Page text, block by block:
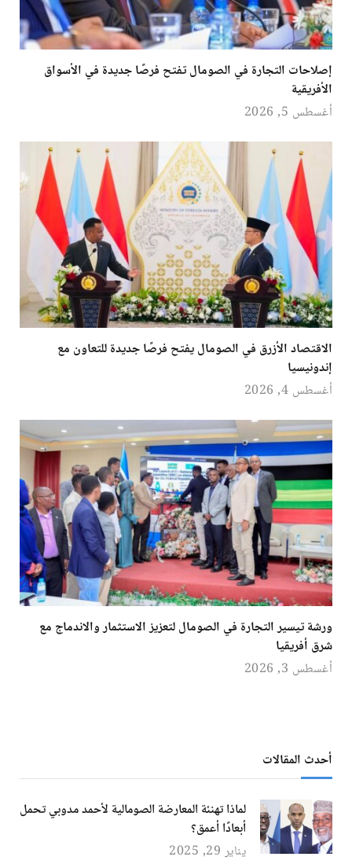
إصلاحات التجارة في الصومال تفتح فرصًا جديدة في الأسواق
الأفريقية
أغسطس 5, 2026
الاقتصاد الأزرق في الصومال يفتح فرصًا جديدة للتعاون مع
إندونيسيا
أغسطس 4, 2026
ورشة تيسير التجارة في الصومال لتعزيز الاستثمار والاندماج مع
شرق أفريقيا
أغسطس 3, 2026
أحدث المقالات
لماذا تهنئة المعارضة الصومالية لأحمد مدوبي تحمل
أبعادًا أعمق؟
يناير 29, 2025